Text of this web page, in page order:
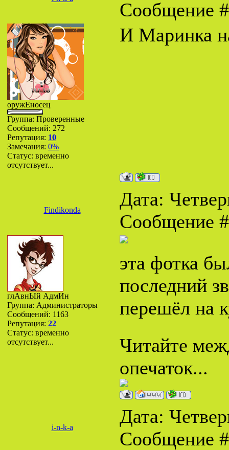
Сообщение
оружЕносец
Группа: Проверенные
Сообщений: 272
Репутация: 10
Замечания: 0%
Статус: временно
отсутствует...
И Маринка
Findikonda
Дата:
Сообщение
глАвнЫй АдмИн
Группа: Администраторы
Сообщений: 1163
Репутация: 22
Статус: временно
отсутствует...
эта фотка
последний
перешёл на
Читайте
опечаток...
i-n-k-a
Дата:
Сообщение